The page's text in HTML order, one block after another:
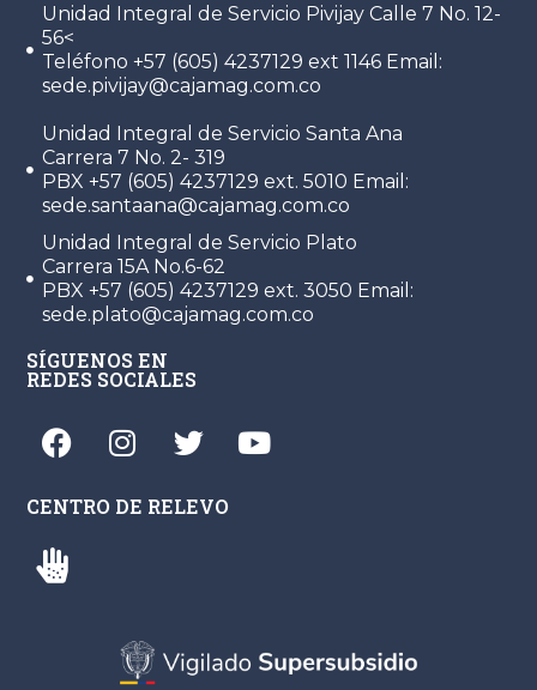
Unidad Integral de Servicio Pivijay Calle 7 No. 12-
56<
Teléfono +57 (605) 4237129 ext 1146 Email:
sede.pivijay@cajamag.com.co
Unidad Integral de Servicio Santa Ana
Carrera 7 No. 2- 319
PBX +57 (605) 4237129 ext. 5010 Email:
sede.santaana@cajamag.com.co
Unidad Integral de Servicio Plato
Carrera 15A No.6-62
PBX +57 (605) 4237129 ext. 3050 Email:
sede.plato@cajamag.com.co
SÍGUENOS EN
REDES SOCIALES
CENTRO DE RELEVO